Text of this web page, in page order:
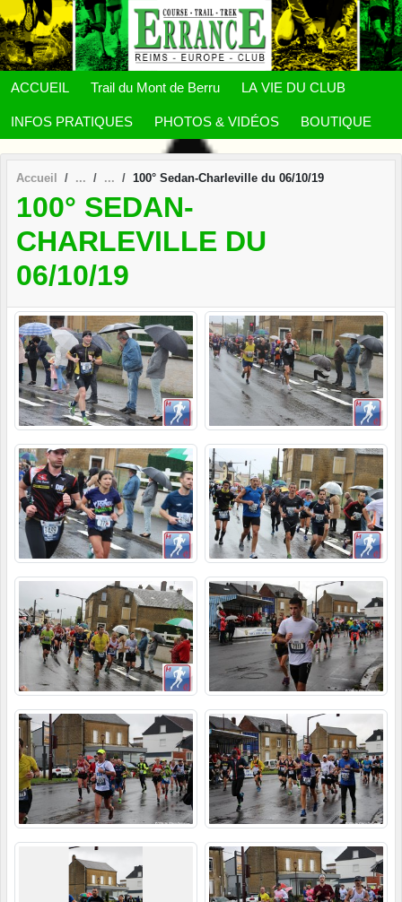
ACCUEIL Trail du Mont de Berru LA VIE DU CLUB
INFOS PRATIQUES PHOTOS & VIDÉOS BOUTIQUE
Accueil 100° Sedan-Charleville du 06/10/19
100° SEDAN-
CHARLEVILLE DU
06/10/19
Panneau de gestion des cookies